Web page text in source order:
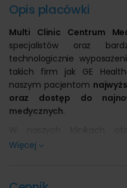
Opis placówki
Multi Clinic Centrum
specjalistów oraz
technologicznie
takich firm jak GE
naszym pacjentom
oraz dostęp do
medycznych.
pacjentów
położnictwa, urologii,
Więcej